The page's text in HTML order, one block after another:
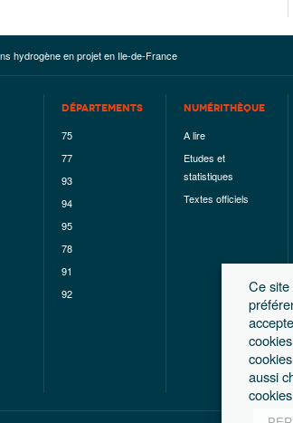
hydrogène en projet en Ile-de-France
DÉPARTEMENTS
75
77
93
94
95
78
91
92
NUMÉRITHÈQUE
A lire
Etudes et
statistiques
Textes officiels
Ce site
aussi